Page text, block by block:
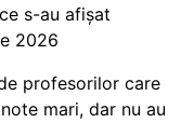
s-au afișat
2026
profesorilor care
mari, dar nu au